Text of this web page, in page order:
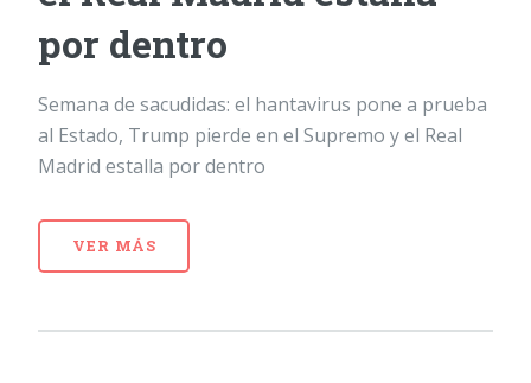
por dentro
Semana de sacudidas: el hantavirus pone a prueba
al Estado, Trump pierde en el Supremo y el Real
Madrid estalla por dentro
VER MÁS